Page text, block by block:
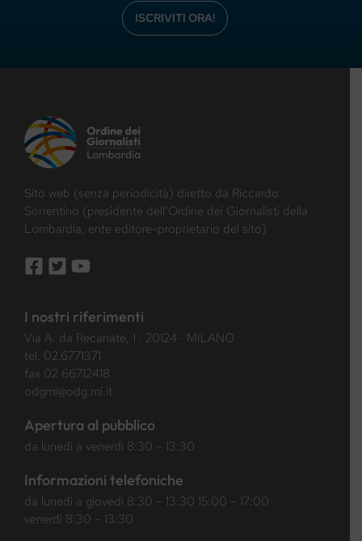
ISCRIVITI ORA!
Sito web (senza periodicità) diretto da Riccardo
Sorrentino (presidente dell’Ordine dei Giornalisti della
Lombardia, ente editore-proprietario del sito)
I nostri riferimenti
Via A. da Recanate, 1 · 20124 · MILANO
tel. 02.6771371
fax 02 66712418
odgmi@odg.mi.it
Apertura al pubblico
da lunedì a venerdì 8:30 – 13:30
Informazioni telefoniche
da lunedì a giovedì 8:30 – 13:30 15:00 – 17:00
venerdì 8:30 – 13:30